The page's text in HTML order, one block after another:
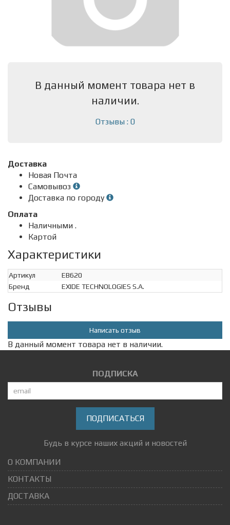
В данный момент товара нет в
наличии.
Отзывы : 0
Доставка
Новая Почта
Самовывоз
Доставка по городу
Оплата
Наличными .
Картой
Характеристики
Артикул
EB620
Бренд
EXIDE TECHNOLOGIES S.A.
Отзывы
Написать отзыв
В данный момент товара нет в наличии.
ПОДПИСКА
ПОДПИСАТЬСЯ
Будь в курсе наших акций и новостей
О КОМПАНИИ
КОНТАКТЫ
ДОСТАВКА